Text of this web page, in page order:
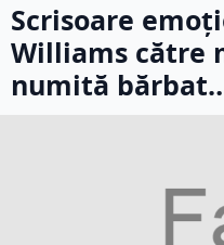
Scrisoare
Williams către
numită